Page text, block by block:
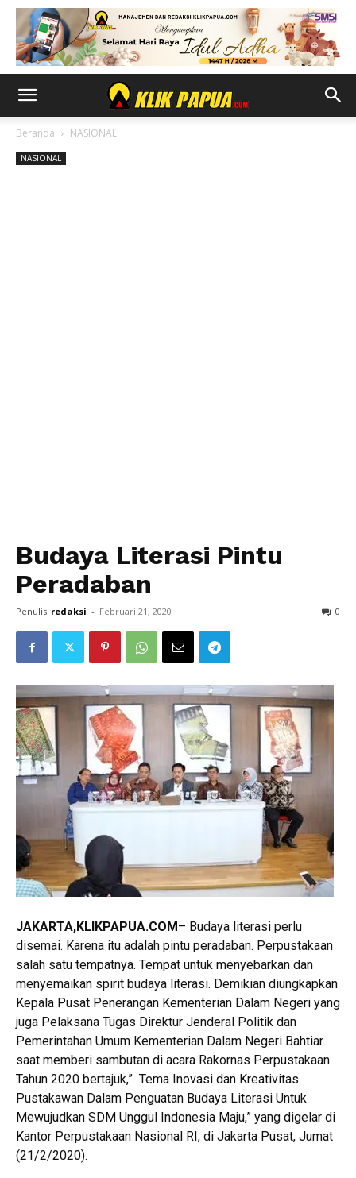
Beranda NASIONAL
NASIONAL
Budaya Literasi Pintu
Peradaban
Penulis redaksi - Februari 21, 2020 0
JAKARTA,KLIKPAPUA.COM– Budaya literasi perlu
disemai. Karena itu adalah pintu peradaban. Perpustakaan
salah satu tempatnya. Tempat untuk menyebarkan dan
menyemaikan spirit budaya literasi. Demikian diungkapkan
Kepala Pusat Penerangan Kementerian Dalam Negeri yang
juga Pelaksana Tugas Direktur Jenderal Politik dan
Pemerintahan Umum Kementerian Dalam Negeri Bahtiar
saat memberi sambutan di acara Rakornas Perpustakaan
Tahun 2020 bertajuk,” Tema Inovasi dan Kreativitas
Pustakawan Dalam Penguatan Budaya Literasi Untuk
Mewujudkan SDM Unggul Indonesia Maju,” yang digelar di
Kantor Perpustakaan Nasional RI, di Jakarta Pusat, Jumat
(21/2/2020).